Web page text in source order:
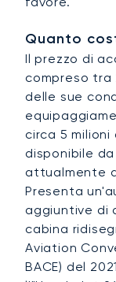
Quanto
Il prezzo di
compreso tra
delle sue
circa 5 milioni
disponibile
attualmente
Presenta
aggiuntive di
cabina
Aviation
BACE) del